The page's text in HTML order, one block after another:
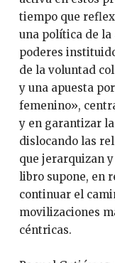
tiempo que
una política de la
poderes
de la voluntad
y una apuesta
femenino»,
y en garantizar
dislocando las
que jerarquizan
libro supone, en
continuar el
movilizaciones
céntricas.